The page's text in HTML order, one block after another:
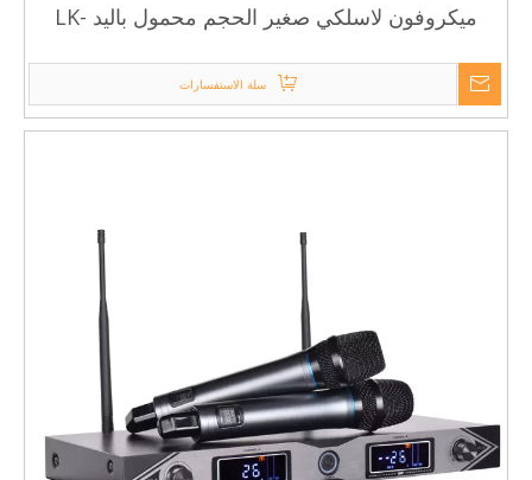
ميكروفون لاسلكي صغير الحجم محمول باليد LK-
سلة الاستفسارات